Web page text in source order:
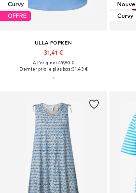
Curvy
OFFRE
ULLA POPKEN
31,41 €
À l'origine : 49,90 €
Dernier prix le plus bas :31,43 €
Curvy